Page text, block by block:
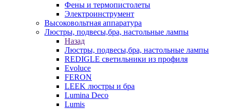
Фены и термопистолеты
Электроинструмент
Высоковольтная аппаратура
Люстры, подвесы,бра, настольные лампы
Назад
Люстры, подвесы,бра, настольные лампы
REDIGLE светильники из профиля
Evoluce
FERON
LEEK люстры и бра
Lumina Deco
Lumis